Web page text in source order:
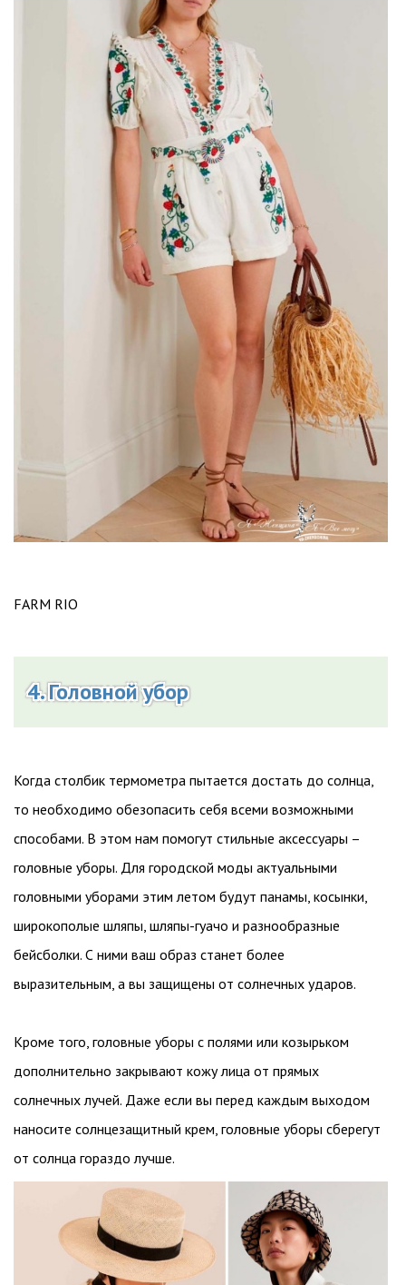
FARM RIO
4. Головной убор
Когда столбик термометра пытается достать до солнца,
то необходимо обезопасить себя всеми возможными
способами. В этом нам помогут стильные аксессуары –
головные уборы. Для городской моды актуальными
головными уборами этим летом будут панамы, косынки,
широкополые шляпы, шляпы-гуачо и разнообразные
бейсболки. С ними ваш образ станет более
выразительным, а вы защищены от солнечных ударов.
Кроме того, головные уборы с полями или козырьком
дополнительно закрывают кожу лица от прямых
солнечных лучей. Даже если вы перед каждым выходом
наносите солнцезащитный крем, головные уборы сберегут
от солнца гораздо лучше.